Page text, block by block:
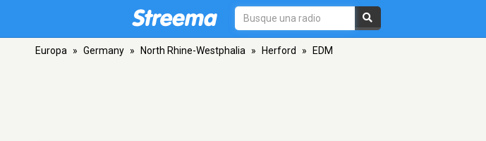
Europa » Germany » North Rhine-Westphalia » Herford » EDM